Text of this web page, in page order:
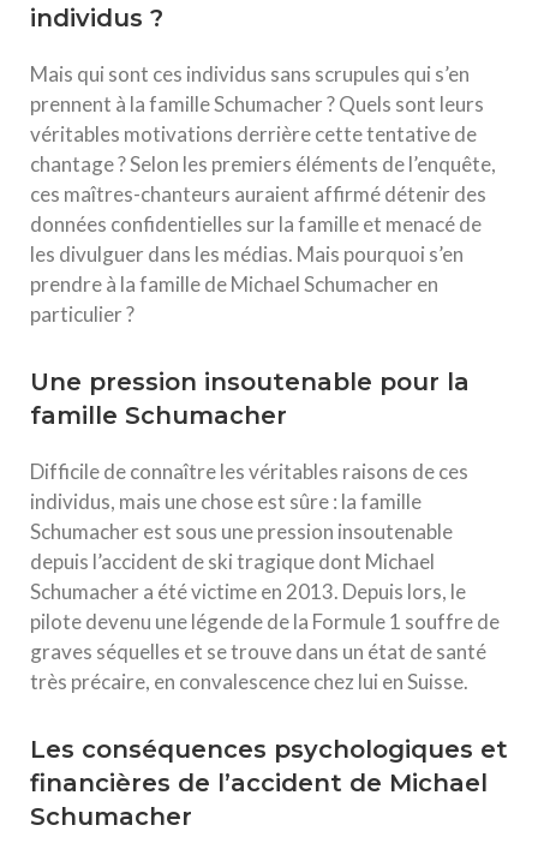
individus ?
Mais qui sont ces individus sans scrupules qui s’en
prennent à la famille Schumacher ? Quels sont leurs
véritables motivations derrière cette tentative de
chantage ? Selon les premiers éléments de l’enquête,
ces maîtres-chanteurs auraient affirmé détenir des
données confidentielles sur la famille et menacé de
les divulguer dans les médias. Mais pourquoi s’en
prendre à la famille de Michael Schumacher en
particulier ?
Une pression insoutenable pour la
famille Schumacher
Difficile de connaître les véritables raisons de ces
individus, mais une chose est sûre : la famille
Schumacher est sous une pression insoutenable
depuis l’accident de ski tragique dont Michael
Schumacher a été victime en 2013. Depuis lors, le
pilote devenu une légende de la Formule 1 souffre de
graves séquelles et se trouve dans un état de santé
très précaire, en convalescence chez lui en Suisse.
Les conséquences psychologiques et
financières de l’accident de Michael
Schumacher